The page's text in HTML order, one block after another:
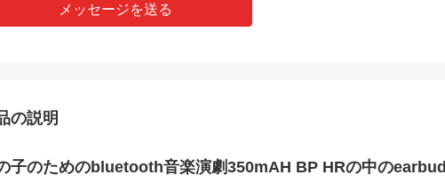
メッセージを送る
の説明
子のためのbluetooth音楽演劇350mAH BP HRの中の